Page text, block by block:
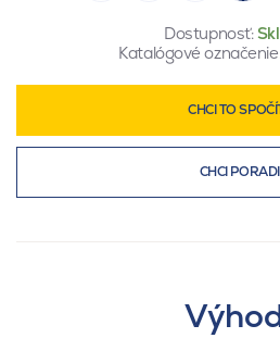
Dostupnosť:
Katalógové
CHCI TO
CHCI